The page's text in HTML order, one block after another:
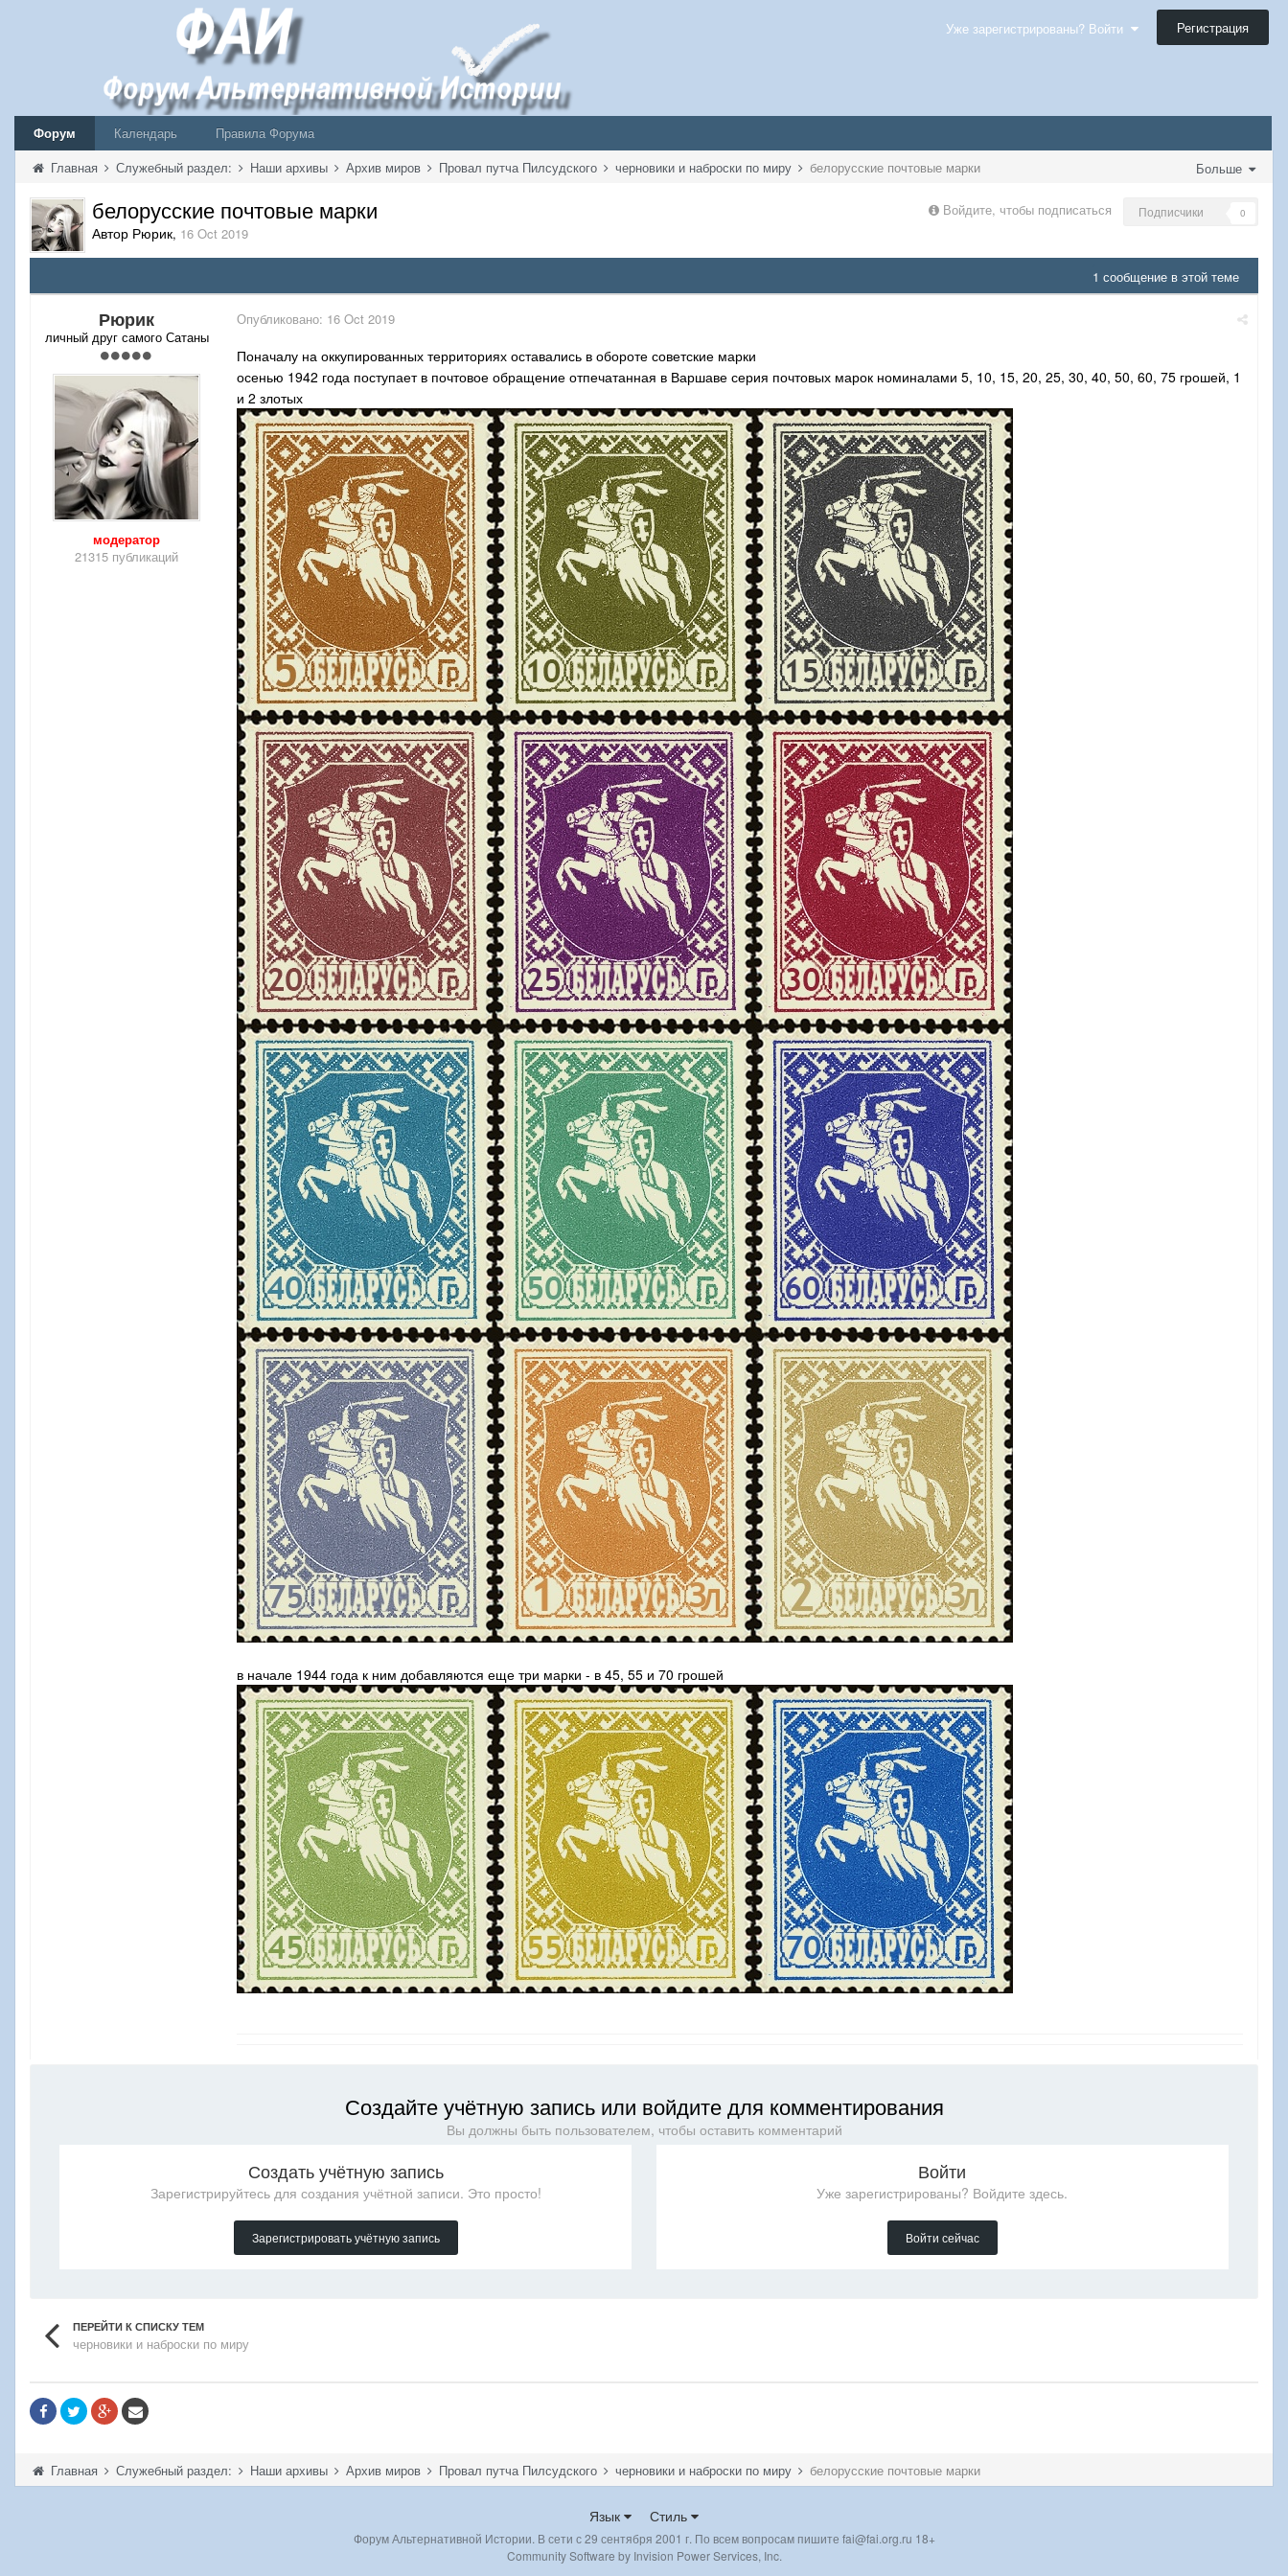
Уже зарегистрированы? Войти Регистрация
Форум Календарь
Правила Форума
Больше
Главная Служебный раздел: Наши архивы Архив миров Провал путча Пилсудского черновики и наброски по миру белорусские почтовые марки
Войдите, чтобы подписаться Подписчики 0
белорусские почтовые марки
Автор Рюрик, 16 Oct 2019
1 сообщение в этой теме
Рюрик
личный друг самого Сатаны
модератор
21315 публикаций
Опубликовано: 16 Oct 2019
Поначалу на оккупированных территориях оставались в обороте советские марки
осенью 1942 года поступает в почтовое обращение отпечатанная в Варшаве серия почтовых марок номиналами 5, 10, 15, 20, 25, 30, 40, 50, 60, 75 грошей, 1
и 2 злотых
в начале 1944 года к ним добавляются еще три марки - в 45, 55 и 70 грошей
Создайте учётную запись или войдите для комментирования
Вы должны быть пользователем, чтобы оставить комментарий
Создать учётную запись
Зарегистрируйтесь для создания учётной записи. Это просто!
Зарегистрировать учётную запись
Войти
Уже зарегистрированы? Войдите здесь.
Войти сейчас
ПЕРЕЙТИ К СПИСКУ ТЕМ
черновики и наброски по миру
Главная Служебный раздел: Наши архивы Архив миров Провал путча Пилсудского черновики и наброски по миру белорусские почтовые марки
Язык Стиль
Форум Альтернативной Истории. В сети с 29 сентября 2001 г. По всем вопросам пишите fai@fai.org.ru 18+
Community Software by Invision Power Services, Inc.